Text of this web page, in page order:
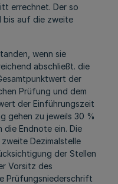
errechnet. Der so
bis auf die zweite
wenn sie
abschließt. die
der
Prüfung und dem
der Einführungszeit
gehen zu jeweils 30 %
die Endnote ein. Die
Dezimalstelle
der Stellen
Vorsitz des
Prüfungsniederschrift